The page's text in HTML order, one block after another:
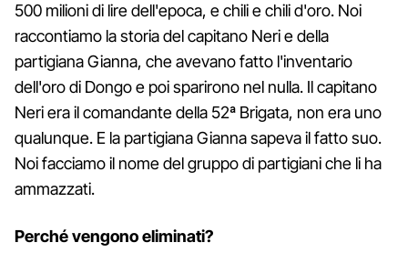
500 milioni di lire dell'epoca, e chili e chili d'oro. Noi
raccontiamo la storia del capitano Neri e della
partigiana Gianna, che avevano fatto l'inventario
dell'oro di Dongo e poi sparirono nel nulla. Il capitano
Neri era il comandante della 52ª Brigata, non era uno
qualunque. E la partigiana Gianna sapeva il fatto suo.
Noi facciamo il nome del gruppo di partigiani che li ha
ammazzati.
Perché vengono eliminati?